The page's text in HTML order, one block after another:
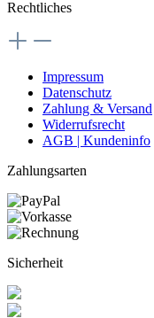
Rechtliches
Impressum
Datenschutz
Zahlung & Versand
Widerrufsrecht
AGB | Kundeninfo
Zahlungsarten
Sicherheit